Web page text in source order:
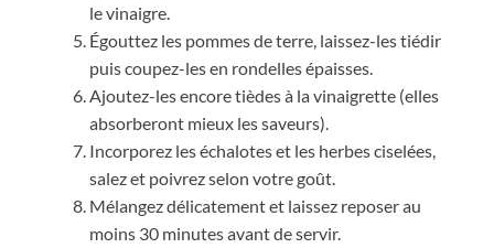
le vinaigre.
Égouttez les pommes de terre, laissez-les tiédir
puis coupez-les en rondelles épaisses.
Ajoutez-les encore tièdes à la vinaigrette (elles
absorberont mieux les saveurs).
Incorporez les échalotes et les herbes ciselées,
salez et poivrez selon votre goût.
Mélangez délicatement et laissez reposer au
moins 30 minutes avant de servir.